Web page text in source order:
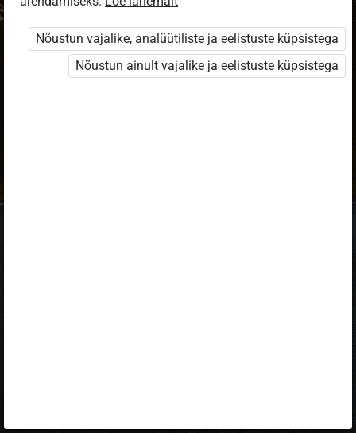
eKool
Stuudium
Opiq
HarID
Nõustun vajalike, analüütiliste ja eelistuste küpsistega
Nõustun ainult vajalike ja eelistuste küpsistega